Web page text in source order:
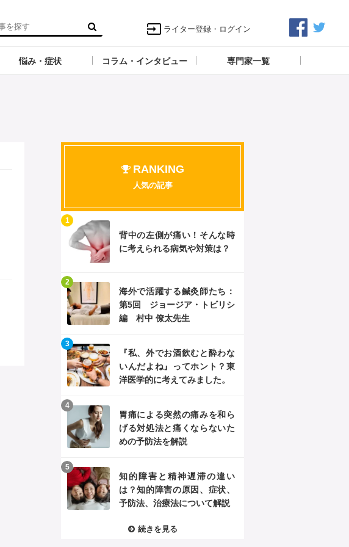
ライター登録・ログイン
悩み・症状 コラム・インタビュー 専門家一覧
RANKING
人気の記事
背中の左側が痛い！そんな時
に考えられる病気や対策は？
1
海外で活躍する鍼灸師たち：
第5回 ジョージア・トビリシ
編 村中 僚太先生
2
『私、外でお酒飲むと酔わな
いんだよね』ってホント？東
洋医学的に考えてみました。
3
胃痛による突然の痛みを和ら
げる対処法と痛くならないた
めの予防法を解説
4
知的障害と精神遅滞の違い
は？知的障害の原因、症状、
予防法、治療法について解説
5
続きを見る